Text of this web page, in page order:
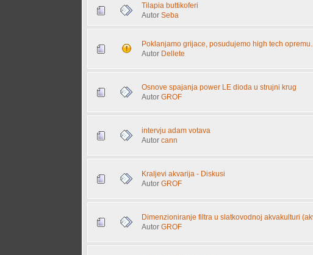
Tilapia buttikoferi
AutorSeba
Poklanjamo grijace, posudujemo high tech
Autor Dellete
Osnove spajanja power LE dioda u strujni krug
AutorGROF
intervju adam votava
Autorcann
Kraljevi akvarija - Diskusi
AutorGROF
Dimenzioniranje filtra u slatkovodnoj akvakulturi
AutorGROF